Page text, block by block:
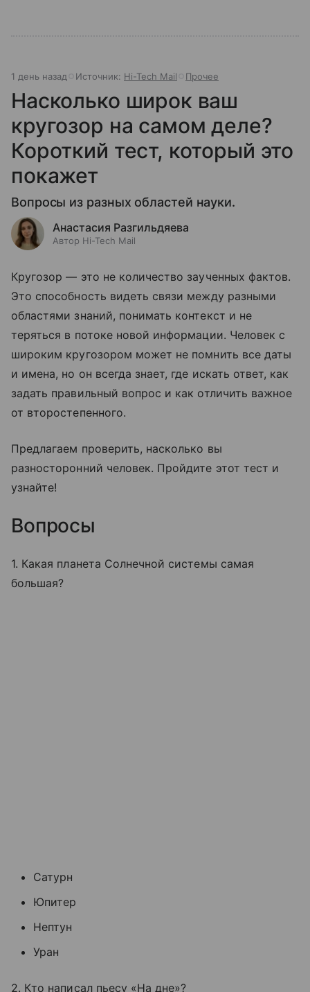
1 день назад Источник: Hi-Tech Mail Прочее
Насколько широк ваш
кругозор на самом деле?
Короткий тест, который это
покажет
Вопросы из разных областей науки.
Анастасия Разгильдяева
Автор Hi-Tech Mail
Кругозор — это не количество заученных фактов.
Это способность видеть связи между разными
областями знаний, понимать контекст и не
теряться в потоке новой информации. Человек с
широким кругозором может не помнить все даты
и имена, но он всегда знает, где искать ответ, как
задать правильный вопрос и как отличить важное
от второстепенного.
Предлагаем проверить, насколько вы
разносторонний человек. Пройдите этот тест и
узнайте!
Вопросы
1. Какая планета Солнечной системы самая
большая?
Сатурн
Юпитер
Нептун
Уран
2. Кто написал пьесу «На дне»?